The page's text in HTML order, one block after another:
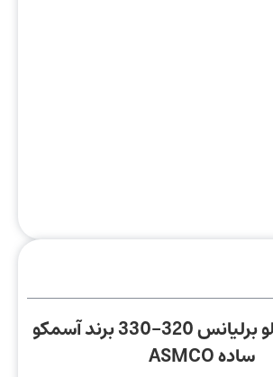
دیسک ترمز جلو برلیانس 320-330 برند آسمکو
ساده ASMCO